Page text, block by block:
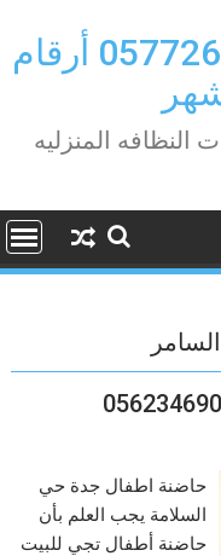
0583707749- 0577265649 أرقام
النظافه المنزليه
حاضنة اطفال جدة حي
السلامة يجب العلم بأن
حاضنة أطفال تجي للبيت